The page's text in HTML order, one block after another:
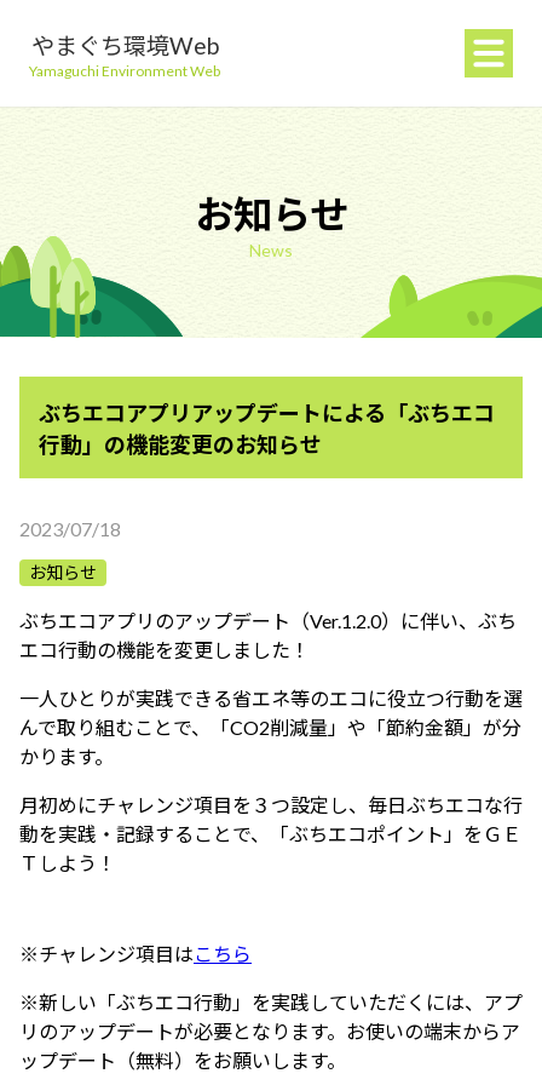
やまぐち環境Web
Yamaguchi Environment Web
地球温暖化を防ぐ
ごみを減らす
自然環境を守る
生活環境を守る（大気・水）
お知らせ
News
ぶちエコアプリアップデートによる「ぶちエコ
行動」の機能変更のお知らせ
2023/07/18
お知らせ
ぶちエコアプリのアップデート（Ver.1.2.0）に伴い、ぶち
エコ行動の機能を変更しました！
一人ひとりが実践できる省エネ等のエコに役立つ行動を選
んで取り組むことで、「CO2削減量」や「節約金額」が分
かります。
月初めにチャレンジ項目を３つ設定し、毎日ぶちエコな行
動を実践・記録することで、「ぶちエコポイント」をＧＥ
Ｔしよう！
※チャレンジ項目はこちら
※新しい「ぶちエコ行動」を実践していただくには、アプ
リのアップデートが必要となります。お使いの端末からア
ップデート（無料）をお願いします。